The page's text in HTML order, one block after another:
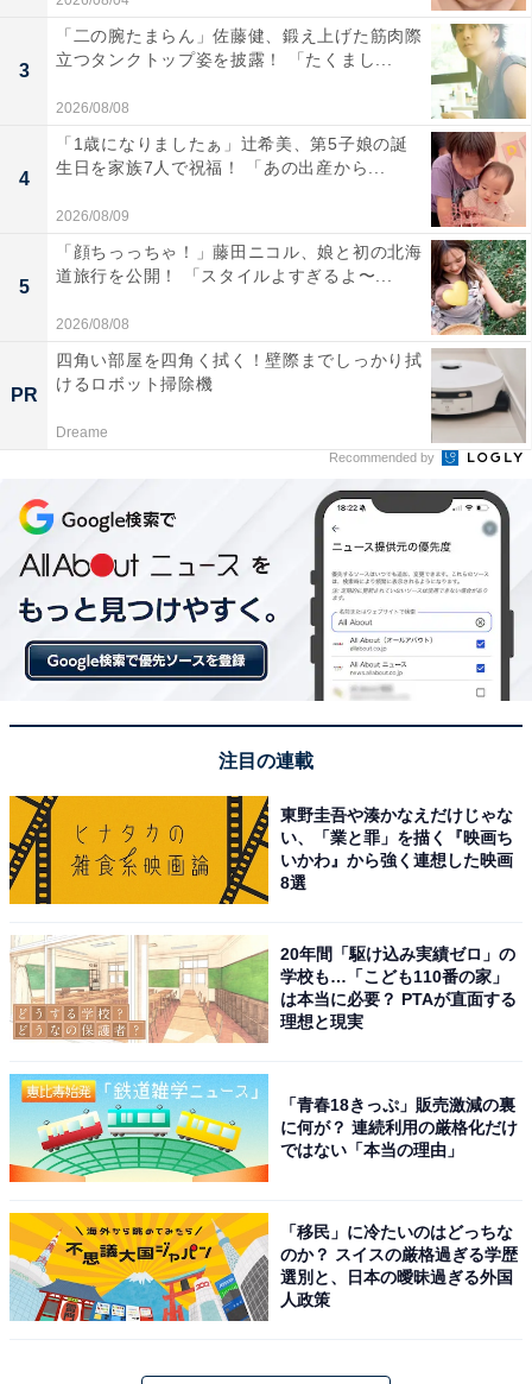
3
「二の腕たまらん」佐藤健、鍛え上げた筋肉際
立つタンクトップ姿を披露！ 「たくまし...
2026/08/08
4
「1歳になりましたぁ」辻希美、第5子娘の誕
生日を家族7人で祝福！ 「あの出産から...
2026/08/09
5
「顔ちっっちゃ！」藤田ニコル、娘と初の北海
道旅行を公開！ 「スタイルよすぎるよ〜...
2026/08/08
PR
四角い部屋を四角く拭く！壁際までしっかり拭
けるロボット掃除機
Dreame
Recommended by
注目の連載
東野圭吾や湊かなえだけじゃな
い、「業と罪」を描く『映画ち
いかわ』から強く連想した映画
8選
20年間「駆け込み実績ゼロ」の
学校も…「こども110番の家」
は本当に必要？ PTAが直面する
理想と現実
「青春18きっぷ」販売激減の裏
に何が？ 連続利用の厳格化だけ
ではない「本当の理由」
「移民」に冷たいのはどっちな
のか？ スイスの厳格過ぎる学歴
選別と、日本の曖昧過ぎる外国
人政策